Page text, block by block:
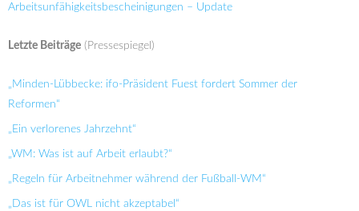
Arbeitsunfähigkeitsbescheinigungen – Update
Letzte Beiträge (Pressespiegel)
„Minden-Lübbecke: ifo-Präsident Fuest fordert Sommer der
Reformen“
„Ein verlorenes Jahrzehnt“
„WM: Was ist auf Arbeit erlaubt?“
„Regeln für Arbeitnehmer während der Fußball-WM“
„Das ist für OWL nicht akzeptabel“